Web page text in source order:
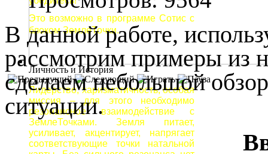
Это возможно в программе Сотис с
блоком ЗемлеТочки.
Личность и История
Лидерство, харизматичность, особая
миссия – для этого необходимо
резонансное взаимодействие с
ЗемлеТочками. Земля питает,
усиливает, акцентирует, напрягает
соответствующие точки натальной
В данной работе,
рассмотрим примеры из
сделаем небольшой
ситуации.